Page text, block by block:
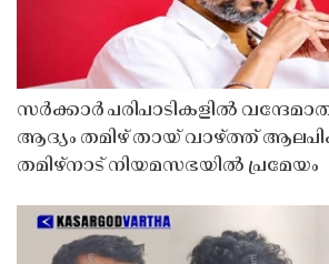
സർക്കാർ പരിപാടികളിൽ
ആദ്യം തമിഴ് തായ് വാഴ്ത്ത്
തമിഴ്നാട് നിയമസഭയിൽ പ്രമേയം